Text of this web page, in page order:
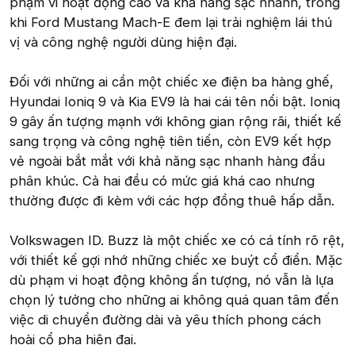
khi Ford Mustang Mach-E đem lại trải nghiệm lái thú
vị và công nghệ người dùng hiện đại.
Đối với những ai cần một chiếc xe điện ba hàng ghế,
Hyundai Ioniq 9 và Kia EV9 là hai cái tên nổi bật. Ioniq
9 gây ấn tượng mạnh với không gian rộng rãi, thiết kế
sang trọng và công nghệ tiên tiến, còn EV9 kết hợp
vẻ ngoài bắt mắt với khả năng sạc nhanh hàng đầu
phân khúc. Cả hai đều có mức giá khá cao nhưng
thường được đi kèm với các hợp đồng thuê hấp dẫn.
Volkswagen ID. Buzz là một chiếc xe có cá tính rõ rệt,
với thiết kế gợi nhớ những chiếc xe buýt cổ điển. Mặc
dù phạm vi hoạt động không ấn tượng, nó vẫn là lựa
chọn lý tưởng cho những ai không quá quan tâm đến
việc di chuyển đường dài và yêu thích phong cách
hoài cổ pha hiện đại.